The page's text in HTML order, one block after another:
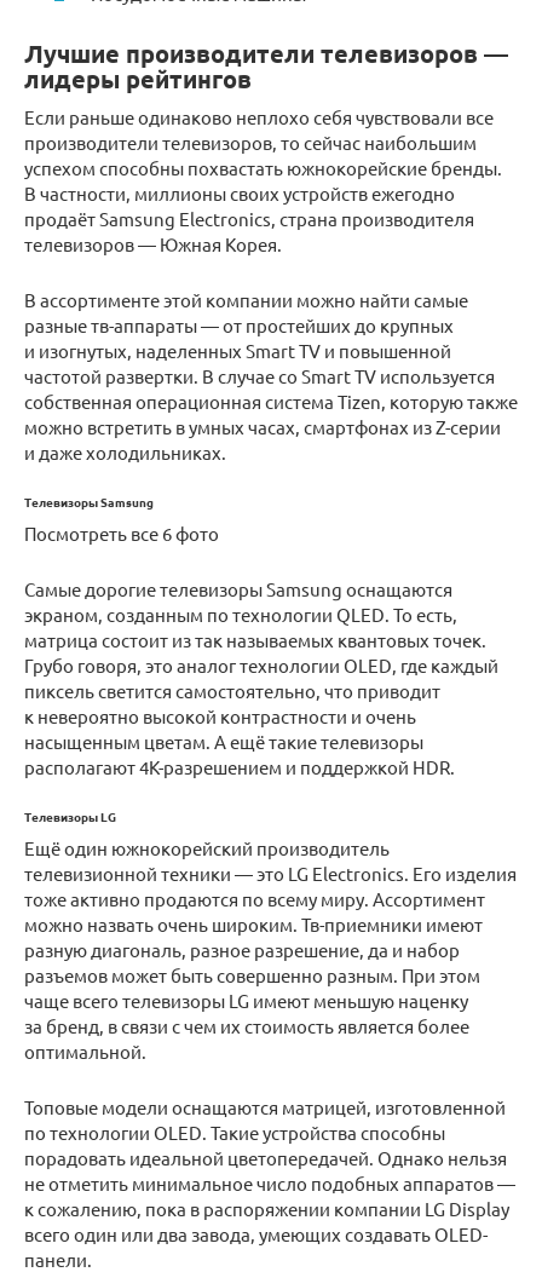
Лучшие производители телевизоров —
лидеры рейтингов
Если раньше одинаково неплохо себя чувствовали все
производители телевизоров, то сейчас наибольшим
успехом способны похвастать южнокорейские бренды.
В частности, миллионы своих устройств ежегодно
продаёт Samsung Electronics, страна производителя
телевизоров — Южная Корея.
В ассортименте этой компании можно найти самые
разные тв-аппараты — от простейших до крупных
и изогнутых, наделенных Smart TV и повышенной
частотой развертки. В случае со Smart TV используется
собственная операционная система Tizen, которую также
можно встретить в умных часах, смартфонах из Z-серии
и даже холодильниках.
Телевизоры Samsung
Посмотреть все 6 фото
Самые дорогие телевизоры Samsung оснащаются
экраном, созданным по технологии QLED. То есть,
матрица состоит из так называемых квантовых точек.
Грубо говоря, это аналог технологии OLED, где каждый
пиксель светится самостоятельно, что приводит
к невероятно высокой контрастности и очень
насыщенным цветам. А ещё такие телевизоры
располагают 4K-разрешением и поддержкой HDR.
Телевизоры LG
Ещё один южнокорейский производитель
телевизионной техники — это LG Electronics. Его изделия
тоже активно продаются по всему миру. Ассортимент
можно назвать очень широким. Тв-приемники имеют
разную диагональ, разное разрешение, да и набор
разъемов может быть совершенно разным. При этом
чаще всего телевизоры LG имеют меньшую наценку
за бренд, в связи с чем их стоимость является более
оптимальной.
Топовые модели оснащаются матрицей, изготовленной
по технологии OLED. Такие устройства способны
порадовать идеальной цветопередачей. Однако нельзя
не отметить минимальное число подобных аппаратов —
к сожалению, пока в распоряжении компании LG Display
всего один или два завода, умеющих создавать OLED-
панели.